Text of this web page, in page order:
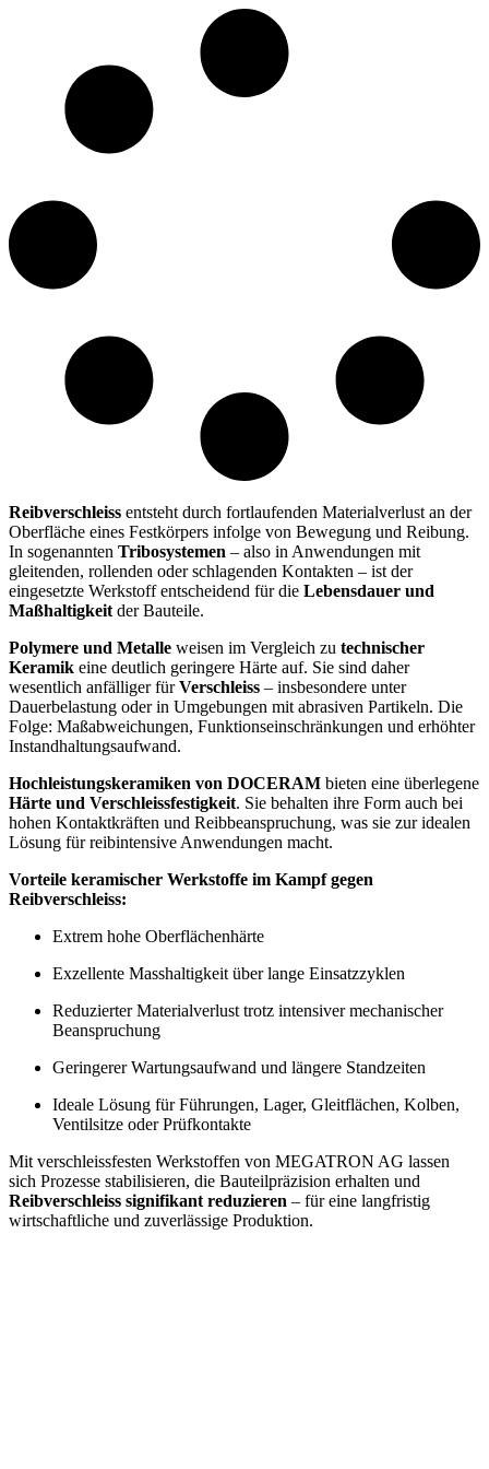
Reibverschleiss entsteht durch fortlaufenden Materialverlust an der
Oberfläche eines Festkörpers infolge von Bewegung und Reibung.
In sogenannten Tribosystemen – also in Anwendungen mit
gleitenden, rollenden oder schlagenden Kontakten – ist der
eingesetzte Werkstoff entscheidend für die Lebensdauer und
Maßhaltigkeit der Bauteile.
Polymere und Metalle weisen im Vergleich zu technischer
Keramik eine deutlich geringere Härte auf. Sie sind daher
wesentlich anfälliger fürVerschleiss – insbesondere unter
Dauerbelastung oder in Umgebungen mit abrasiven Partikeln. Die
Folge: Maßabweichungen, Funktionseinschränkungen und erhöhter
Instandhaltungsaufwand.
Hochleistungskeramiken von DOCERAM bieten eine überlegene
Härte und Verschleissfestigkeit. Sie behalten ihre Form auch bei
hohen Kontaktkräften und Reibbeanspruchung, was sie zur idealen
Lösung für reibintensive Anwendungen macht.
Vorteile keramischer Werkstoffe im Kampf gegen
Reibverschleiss:
Extrem hohe Oberflächenhärte
Exzellente Masshaltigkeit über lange Einsatzzyklen
Reduzierter Materialverlust trotz intensiver mechanischer
Beanspruchung
Geringerer Wartungsaufwand und längere Standzeiten
Ideale Lösung für Führungen, Lager, Gleitflächen, Kolben,
Ventilsitze oder Prüfkontakte
Mit verschleissfesten Werkstoffen von MEGATRON AG lassen
sich Prozesse stabilisieren, die Bauteilpräzision erhalten und
Reibverschleiss signifikant reduzieren – für eine langfristig
wirtschaftliche und zuverlässige Produktion.